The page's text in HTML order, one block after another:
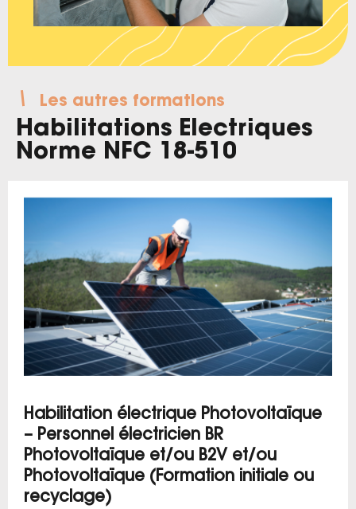
Les autres formations
Habilitations Electriques
Norme NFC 18-510
Habilitation électrique Photovoltaïque
– Personnel électricien BR
Photovoltaïque et/ou B2V et/ou
Photovoltaïque (Formation initiale ou
recyclage)